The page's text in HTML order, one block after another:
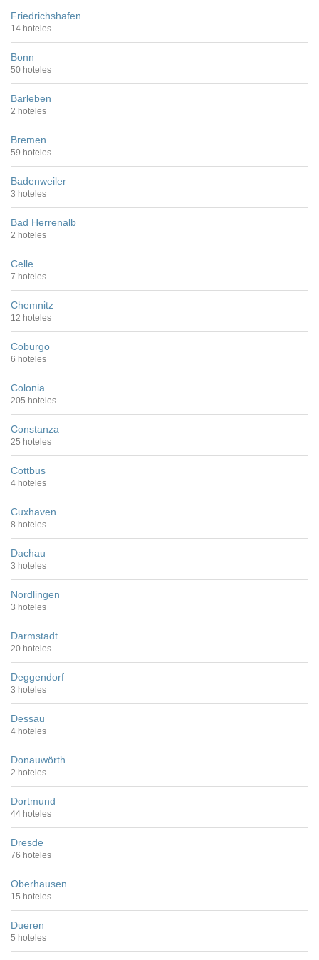
Friedrichshafen
14 hoteles
Bonn
50 hoteles
Barleben
2 hoteles
Bremen
59 hoteles
Badenweiler
3 hoteles
Bad Herrenalb
2 hoteles
Celle
7 hoteles
Chemnitz
12 hoteles
Coburgo
6 hoteles
Colonia
205 hoteles
Constanza
25 hoteles
Cottbus
4 hoteles
Cuxhaven
8 hoteles
Dachau
3 hoteles
Nordlingen
3 hoteles
Darmstadt
20 hoteles
Deggendorf
3 hoteles
Dessau
4 hoteles
Donauwörth
2 hoteles
Dortmund
44 hoteles
Dresde
76 hoteles
Oberhausen
15 hoteles
Dueren
5 hoteles